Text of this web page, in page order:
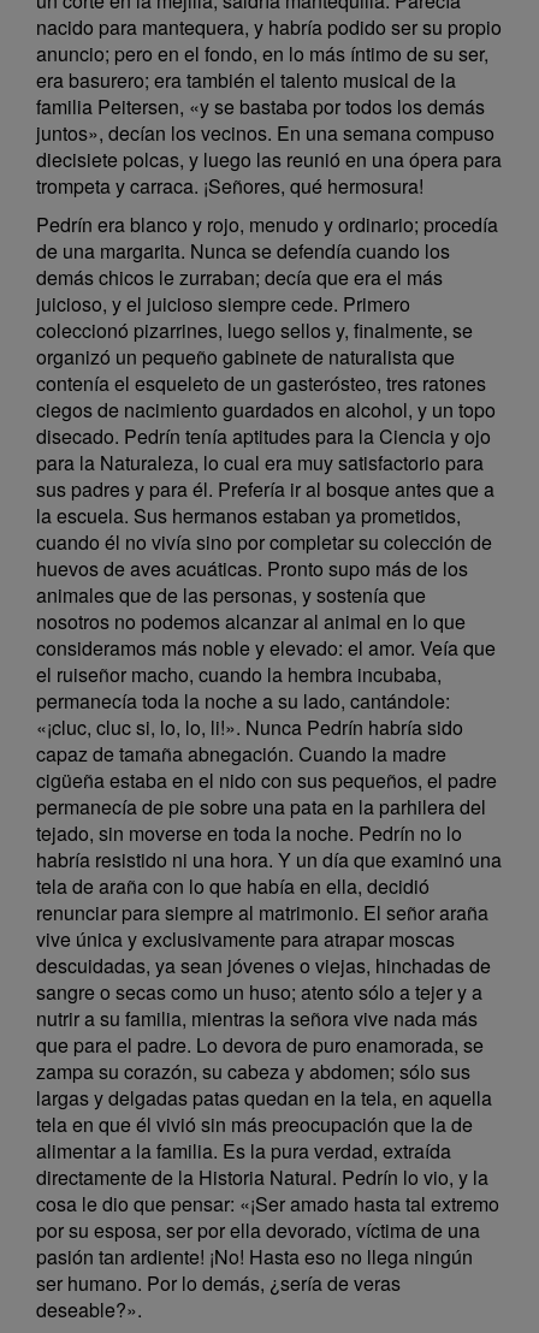
nacido para mantequera, y habría podido ser su propio
anuncio; pero en el fondo, en lo más íntimo de su ser,
era basurero; era también el talento musical de la
familia Peitersen, «y se bastaba por todos los demás
juntos», decían los vecinos. En una semana compuso
diecisiete polcas, y luego las reunió en una ópera para
trompeta y carraca. ¡Señores, qué hermosura!
Pedrín era blanco y rojo, menudo y ordinario; procedía
de una margarita. Nunca se defendía cuando los
demás chicos le zurraban; decía que era el más
juicioso, y el juicioso siempre cede. Primero
coleccionó pizarrines, luego sellos y, finalmente, se
organizó un pequeño gabinete de naturalista que
contenía el esqueleto de un gasterósteo, tres ratones
ciegos de nacimiento guardados en alcohol, y un topo
disecado. Pedrín tenía aptitudes para la Ciencia y ojo
para la Naturaleza, lo cual era muy satisfactorio para
sus padres y para él. Prefería ir al bosque antes que a
la escuela. Sus hermanos estaban ya prometidos,
cuando él no vivía sino por completar su colección de
huevos de aves acuáticas. Pronto supo más de los
animales que de las personas, y sostenía que
nosotros no podemos alcanzar al animal en lo que
consideramos más noble y elevado: el amor. Veía que
el ruiseñor macho, cuando la hembra incubaba,
permanecía toda la noche a su lado, cantándole:
«¡cluc, cluc si, lo, lo, li!». Nunca Pedrín habría sido
capaz de tamaña abnegación. Cuando la madre
cigüeña estaba en el nido con sus pequeños, el padre
permanecía de pie sobre una pata en la parhilera del
tejado, sin moverse en toda la noche. Pedrín no lo
habría resistido ni una hora. Y un día que examinó una
tela de araña con lo que había en ella, decidió
renunciar para siempre al matrimonio. El señor araña
vive única y exclusivamente para atrapar moscas
descuidadas, ya sean jóvenes o viejas, hinchadas de
sangre o secas como un huso; atento sólo a tejer y a
nutrir a su familia, mientras la señora vive nada más
que para el padre. Lo devora de puro enamorada, se
zampa su corazón, su cabeza y abdomen; sólo sus
largas y delgadas patas quedan en la tela, en aquella
tela en que él vivió sin más preocupación que la de
alimentar a la familia. Es la pura verdad, extraída
directamente de la Historia Natural. Pedrín lo vio, y la
cosa le dio que pensar: «¡Ser amado hasta tal extremo
por su esposa, ser por ella devorado, víctima de una
pasión tan ardiente! ¡No! Hasta eso no llega ningún
ser humano. Por lo demás, ¿sería de veras
deseable?».